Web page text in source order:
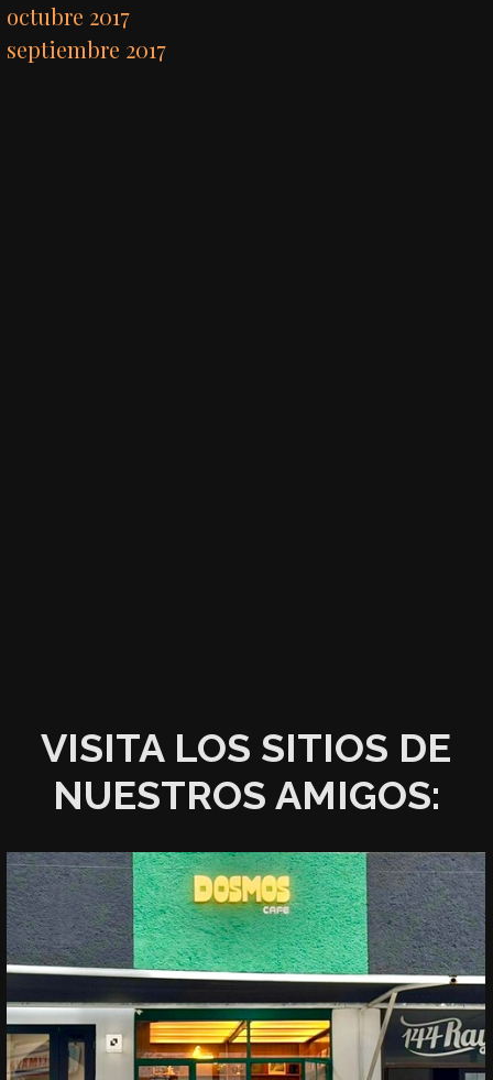
octubre 2017
septiembre 2017
VISITA LOS SITIOS DE
NUESTROS AMIGOS: